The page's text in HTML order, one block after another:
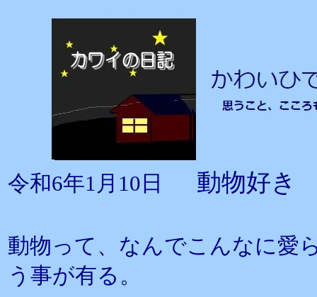
令和6年1月10日 動物好き
動物って、なんでこんなに愛
う事が有る。